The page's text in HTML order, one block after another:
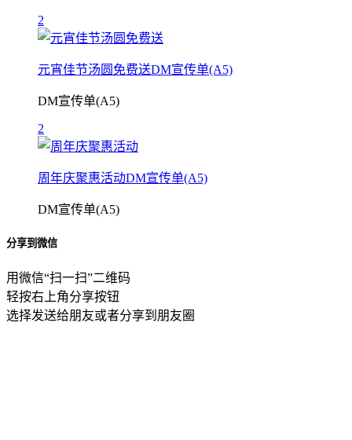
2
元宵佳节汤圆免费送DM宣传单(A5)
DM宣传单(A5)
2
周年庆聚惠活动DM宣传单(A5)
DM宣传单(A5)
分享到微信
用微信“扫一扫”二维码
轻按右上角分享按钮
选择发送给朋友或者分享到朋友圈